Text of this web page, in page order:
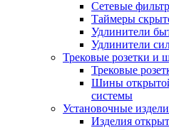
Сетевые
Таймеры
Удлинители
Удлинители
Трековые розетки и
Трековые
Шины
системы
Установочные
Изделия